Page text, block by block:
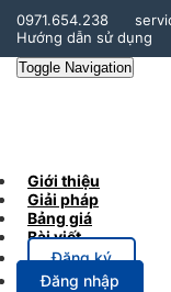
0971.654.238
Hướng dẫn sử dụng
Toggle Navigation
Giới thiệu
Giải pháp
Bảng giá
Bài viết
Đăng ký
Đăng nhập